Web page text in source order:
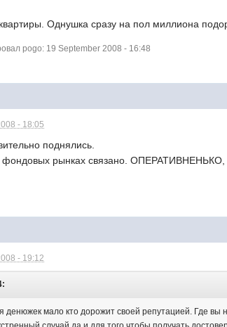
Однушка сразу на пол миллиона
pogo: 19 September 2008 - 16:48
- 18:05
поднялись.
фондовых рынках связано. ОПЕРАТИВНЕНЬКО,
- 19:12
денюжек мало кто дорожит своей репутацией. Где вы